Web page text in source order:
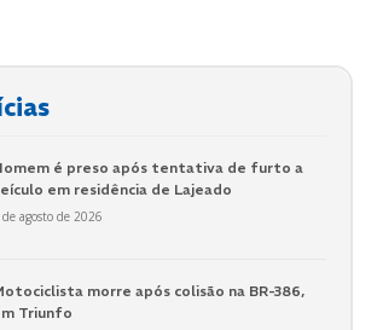
é preso após tentativa de furto a
em residência de Lajeado
agosto de 2026
morre após colisão na BR-386,
Triunfo